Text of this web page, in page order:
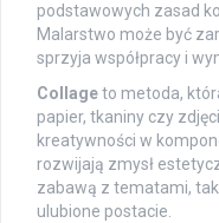
podstawowych zasad
Malarstwo może być
sprzyja współpracy i
Collageto metoda,
papier, tkaniny czy
kreatywności w
rozwijają zmysł
zabawą z tematami,
ulubione postacie.